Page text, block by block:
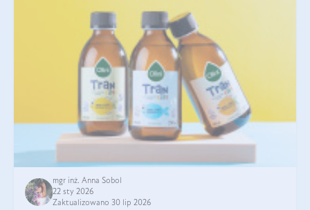
mgr inż. Anna Sobol
22 sty 2026
Zaktualizowano 30 lip 2026